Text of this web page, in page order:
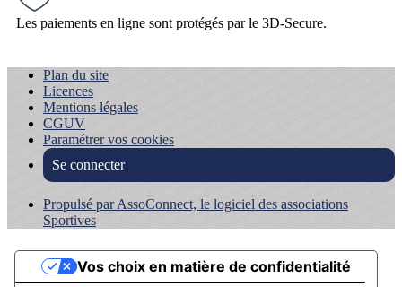
Les paiements en ligne sont protégés par le 3D-Secure.
Plan du site
Licences
Mentions légales
CGUV
Paramétrer vos cookies
Se connecter
Propulsé par AssoConnect, le logiciel des associations
Sportives
Vos choix en matière de confidentialité